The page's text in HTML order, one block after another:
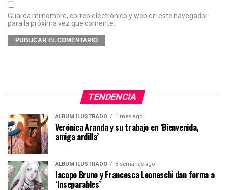
Guarda mi nombre, correo electrónico y web en este navegador
para la próxima vez que comente.
TENDENCIA
ÁLBUM ILUSTRADO 1 mes ago
Verónica Aranda y su trabajo en ‘Bienvenida,
amiga ardilla’
ÁLBUM ILUSTRADO 3 semanas ago
Iacopo Bruno y Francesca Leoneschi dan forma a
‘Inseparables’